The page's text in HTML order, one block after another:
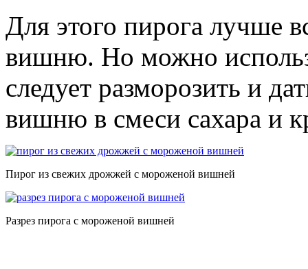
Для этого пирога лучше
вишню. Но можно
следует разморозить и
вишню в смеси сахара и
Пирог из свежих дрожжей с мороженой вишней
Разрез пирога с мороженой вишней